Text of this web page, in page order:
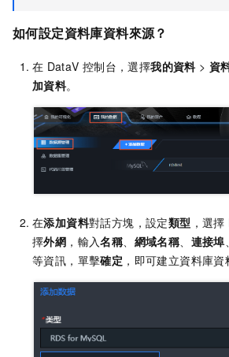
如何設定資料庫資料來源？
在 DataV 控制台，選擇我的資料> 資
加資料。
在添加資料對話方塊，設定類型 ，選擇
擇外網 ，輸入名稱、 網域名稱、 連接埠
等資訊，單擊確定 ，即可建立資料庫資